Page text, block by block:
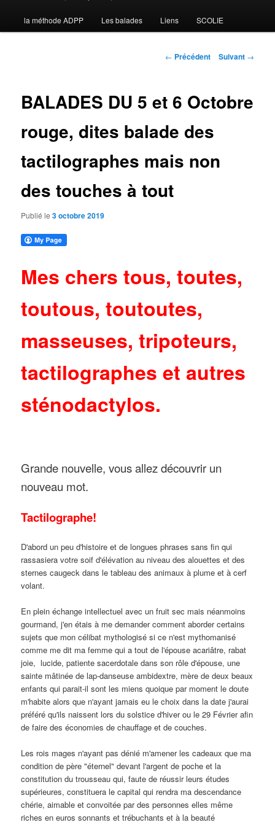
contenu
la méthode ADPP Les balades Liens SCOLIE
Navigation
← Précédent Suivant →
BALADES DU 5 et 6 Octobre
rouge, dites balade des
tactilographes mais non
des touches à tout
Publié le3 octobre 2019
Mes chers tous, toutes,
toutous, toutoutes,
masseuses, tripoteurs,
tactilographes et autres
sténodactylos.
Grande nouvelle, vous allez découvrir un
nouveau mot.
Tactilographe!
D'abord un peu d'histoire et de longues phrases sans fin qui
rassasiera votre soif d'élévation au niveau des alouettes et des
sternes caugeck dans le tableau des animaux à plume et à cerf
volant.
En plein échange intellectuel avec un fruit sec mais néanmoins
gourmand, j'en étais à me demander comment aborder certains
sujets que mon célibat mythologisé si ce n'est mythomanisé
comme me dit ma femme qui a tout de l'épouse acariâtre, rabat
joie, lucide, patiente sacerdotale dans son rôle d'épouse, une
sainte mâtinée de lap-danseuse ambidextre, mère de deux beaux
enfants qui parait-il sont les miens quoique par moment le doute
m'habite alors que n'ayant jamais eu le choix dans la date j'aurai
préféré qu'ils naissent lors du solstice d'hiver ou le 29 Février afin
de faire des économies de chauffage et de couches.
Les rois mages n'ayant pas dénié m'amener les cadeaux que ma
condition de père "éternel" devant l'argent de poche et la
constitution du trousseau qui, faute de réussir leurs études
supérieures, constituera le capital qui rendra ma descendance
chérie, aimable et convoitée par des personnes elles même
riches en euros sonnants et trébuchants et à la beauté